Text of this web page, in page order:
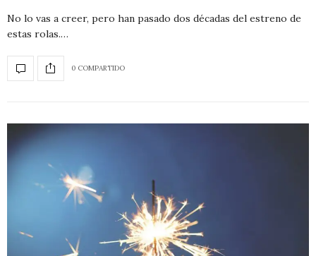
No lo vas a creer, pero han pasado dos décadas del estreno de
estas rolas.…
0 COMPARTIDO